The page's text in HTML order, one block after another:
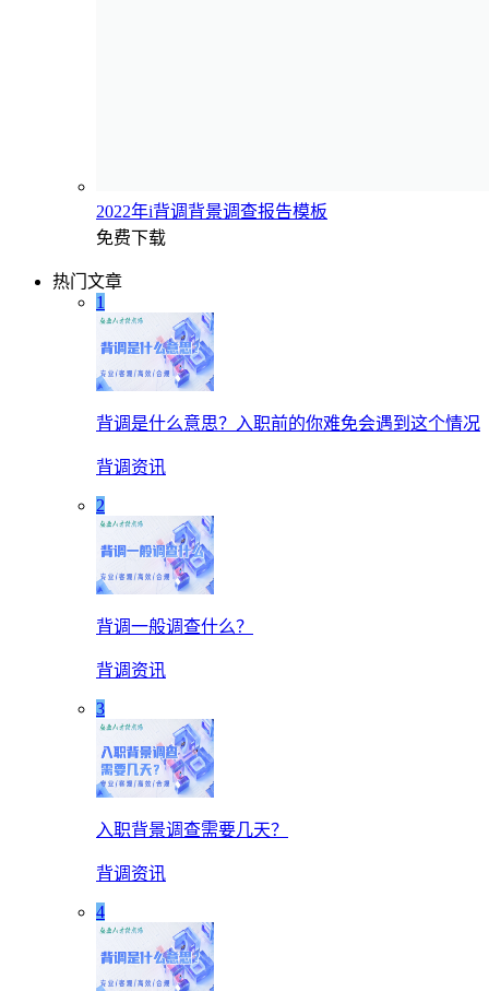
2022年i背调背景调查报告模板
免费下载
热门文章
1
背调是什么意思？入职前的你难免会遇到这个情况
背调资讯
2
背调一般调查什么？
背调资讯
3
入职背景调查需要几天？
背调资讯
4